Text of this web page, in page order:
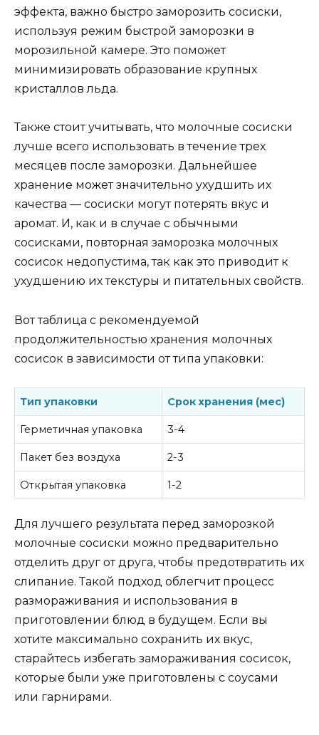
эффекта, важно быстро заморозить сосиски,
используя режим быстрой заморозки в
морозильной камере. Это поможет
минимизировать образование крупных
кристаллов льда.
Также стоит учитывать, что молочные сосиски
лучше всего использовать в течение трех
месяцев после заморозки. Дальнейшее
хранение может значительно ухудшить их
качества — сосиски могут потерять вкус и
аромат. И, как и в случае с обычными
сосисками, повторная заморозка молочных
сосисок недопустима, так как это приводит к
ухудшению их текстуры и питательных свойств.
Вот таблица с рекомендуемой
продолжительностью хранения молочных
сосисок в зависимости от типа упаковки:
Тип упаковки Срок хранения (мес)
Герметичная упаковка 3-4
Пакет без воздуха 2-3
Открытая упаковка 1-2
Для лучшего результата перед заморозкой
молочные сосиски можно предварительно
отделить друг от друга, чтобы предотвратить их
слипание. Такой подход облегчит процесс
размораживания и использования в
приготовлении блюд в будущем. Если вы
хотите максимально сохранить их вкус,
старайтесь избегать замораживания сосисок,
которые были уже приготовлены с соусами
или гарнирами.